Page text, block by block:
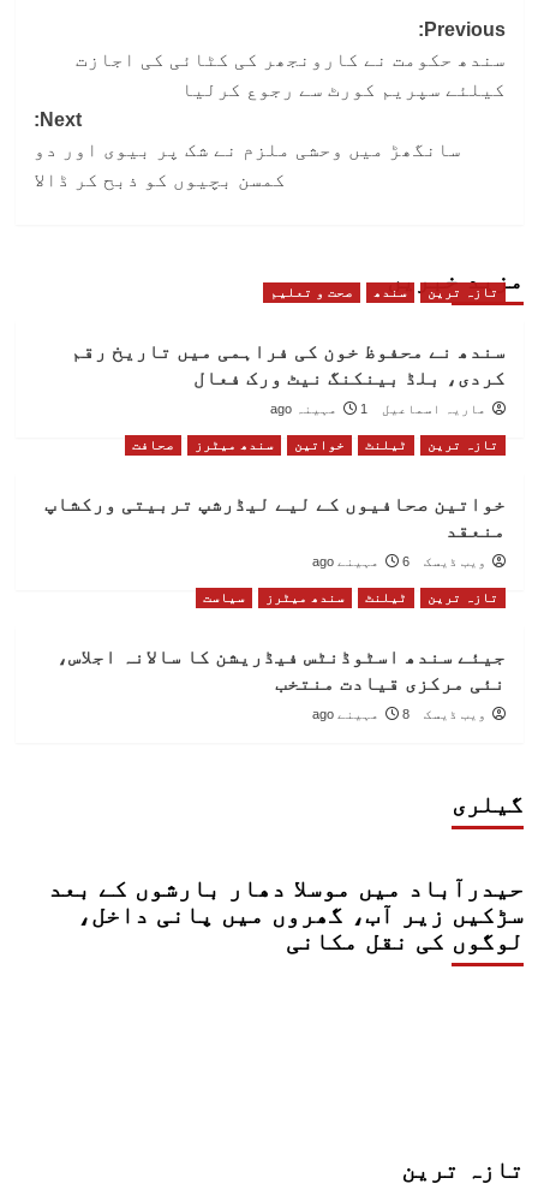
Post
navigation
Previous:
سندھ حکومت نے کارونجھر کی کٹائی کی اجازت
کیلئے سپریم کورٹ سے رجوع کرلیا
Next:
سانگھڑ میں وحشی ملزم نے شک پر بیوی اور دو
کمسن بچیوں کو ذبح کر ڈالا
مزید خبریں
تازہ ترین سندھ صحت و تعلیم
سندھ نے محفوظ خون کی فراہمی میں تاریخ رقم
کردی، بلڈ بینکنگ نیٹ ورک فعال
ماریہ اسماعیل 1 مہینہ ago
تازہ ترین ٹیلنٹ خواتین سندھ میٹرز صحافت
خواتین صحافیوں کے لیے لیڈرشپ تربیتی ورکشاپ
منعقد
ویب ڈیسک 6 مہینے ago
تازہ ترین ٹیلنٹ سندھ میٹرز سیاست
جیئے سندھ اسٹوڈنٹس فیڈریشن کا سالانہ اجلاس،
نئی مرکزی قیادت منتخب
ویب ڈیسک 8 مہینے ago
گیلری
حیدرآباد میں موسلا دھار بارشوں کے بعد
سڑکیں زیر آب، گھروں میں پانی داخل،
لوگوں کی نقل مکانی
تازہ ترین